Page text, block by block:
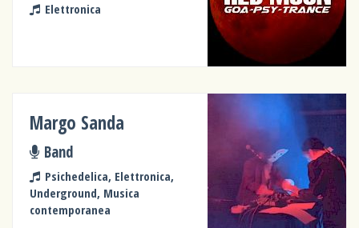
Elettronica
Margo Sanda
Band
Psichedelica, Elettronica,
Underground, Musica
contemporanea